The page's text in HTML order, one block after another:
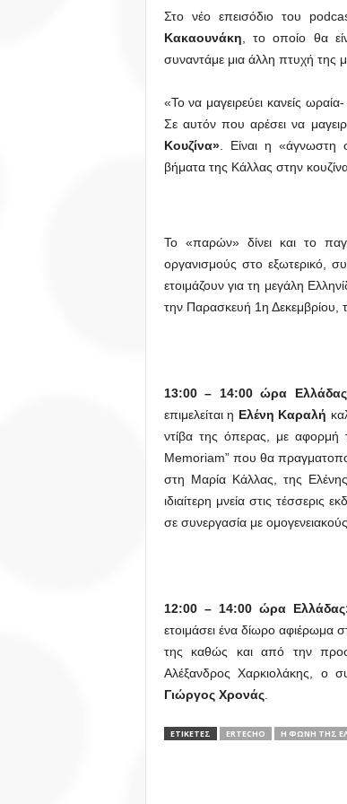
Στο νέο επεισόδιο του
Κακαουνάκη , το οποίο θα
συναντάμε μια άλλη πτυχή της
«Το να μαγειρεύει κανείς
Σε αυτόν που αρέσει να
Κουζίνα». Είναι η «άγνωστη
βήματα της Κάλλας στην
Το «παρών» δίνει και το
οργανισμούς στο εξωτερικό,
ετοιμάζουν για τη μεγάλη
την Παρασκευή 1η Δεκεμβρίου,
13:00 – 14:00 ώρα
επιμελείται η Ελένη Καραλή
ντίβα της όπερας, με αφορμή
Memoriam” που θα
στη Μαρία Κάλλας, της
ιδιαίτερη μνεία στις
σε συνεργασία με
12:00 – 14:00 ώρα
ετοιμάσει ένα δίωρο αφιέρωμα
της καθώς και από την
Αλέξανδρος Χαρκιολάκης, ο
Γιώργος Χρονάς.
ΕΤΙΚΕΤΕΣ ERTECHO H ΦΩΝΉ ΤΗΣ